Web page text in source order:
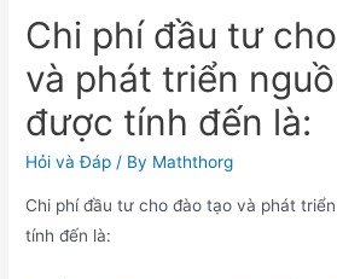
Chi phí đầu tư
và phát triển
được tính đến là:
Hỏi và Đáp / By Maththorg
Chi phí đầu tư cho đào tạo và phát
tính đến là: